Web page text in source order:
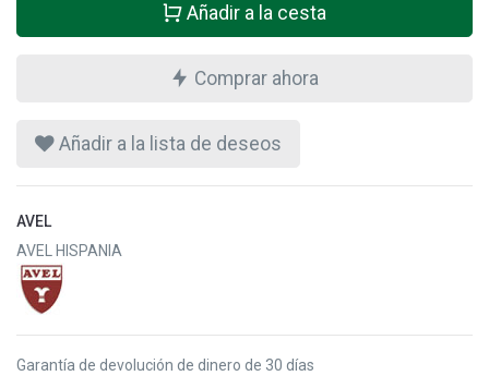
Añadir a la cesta
Comprar ahora
Añadir a la lista de deseos
AVEL
AVEL HISPANIA
Garantía de devolución de dinero de 30 días